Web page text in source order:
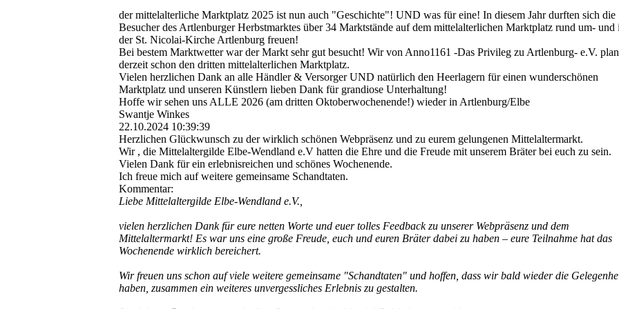
der mittelalterliche Marktplatz 2025 ist nun auch "Geschichte"! UND was für eine! In diesem Jahr durften sich die
Besucher des Artlenburger Herbstmarktes über 34 Marktstände auf dem mittelalterlichen Marktplatz rund um- und
der St. Nicolai-Kirche Artlenburg freuen!
Bei bestem Marktwetter war der Markt sehr gut besucht! Wir von Anno1161 -Das Privileg zu Artlenburg- e.V.
derzeit schon den dritten mittelalterlichen Marktplatz.
Vielen herzlichen Dank an alle Händler & Versorger UND natürlich den Heerlagern für einen wunderschönen
Marktplatz und unseren Künstlern lieben Dank für grandiose Unterhaltung!
Hoffe wir sehen uns ALLE 2026 (am dritten Oktoberwochenende!) wieder in Artlenburg/Elbe
Swantje Winkes
22.10.2024 10:39:39
Herzlichen Glückwunsch zu der wirklich schönen Webpräsenz und zu eurem gelungenen Mittelaltermarkt.
Wir , die Mittelaltergilde Elbe-Wendland e.V hatten die Ehre und die Freude mit unserem Bräter bei euch zu sein.
Vielen Dank für ein erlebnisreichen und schönes Wochenende.
Ich freue mich auf weitere gemeinsame Schandtaten.
Kommentar:
Liebe Mittelaltergilde Elbe-Wendland e.V.,
vielen herzlichen Dank für eure netten Worte und euer tolles Feedback zu unserer Webpräsenz und dem
Mittelaltermarkt! Es war uns eine große Freude, euch und euren Bräter dabei zu haben – eure Teilnahme hat das
Wochenende wirklich bereichert.
Wir freuen uns schon auf viele weitere gemeinsame "Schandtaten" und hoffen, dass wir bald wieder die
haben, zusammen ein weiteres unvergessliches Erlebnis zu gestalten.